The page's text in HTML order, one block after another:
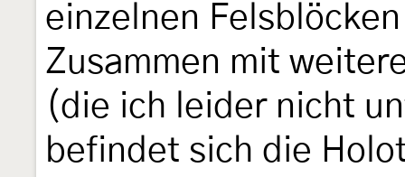
einzelnen
Zusammen mit
(die ich leider nicht
befindet sich die